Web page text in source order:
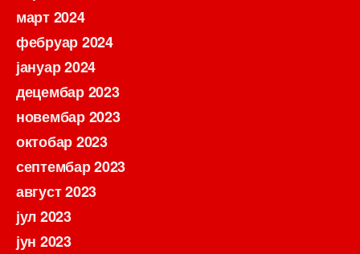
март 2024
фебруар 2024
јануар 2024
децембар 2023
новембар 2023
октобар 2023
септембар 2023
август 2023
јул 2023
јун 2023